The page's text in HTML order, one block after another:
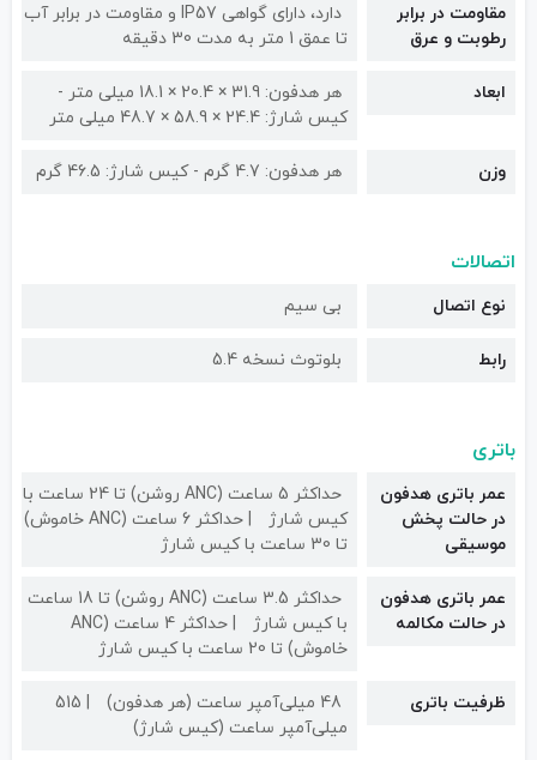
مقاومت در برابر
رطوبت و عرق
دارد، دارای گواهی IP57 و مقاومت در برابر آب
تا عمق 1 متر به مدت 30 دقیقه
ابعاد
هر هدفون: 31.9 × 20.4 × 18.1 میلی متر -
کیس شارژ: 24.4 × 58.9 × 48.7 میلی متر
وزن هر هدفون: 4.7 گرم - کیس شارژ: 46.5 گرم
اتصالات
نوع اتصال بی سیم
رابط بلوتوث نسخه 5.4
باتری
عمر باتری هدفون
در حالت پخش
موسیقی
حداکثر 5 ساعت (ANC روشن) تا 24 ساعت با
کیس شارژ
حداکثر 6 ساعت (ANC خاموش)
تا 30 ساعت با کیس شارژ
عمر باتری هدفون
در حالت مکالمه
حداکثر 3.5 ساعت (ANC روشن) تا 18 ساعت
با کیس شارژ
حداکثر 4 ساعت (ANC
خاموش) تا 20 ساعت با کیس شارژ
ظرفیت باتری 48 میلی‌آمپر ساعت (هر هدفون)
515
میلی‌آمپر ساعت (کیس شارژ)